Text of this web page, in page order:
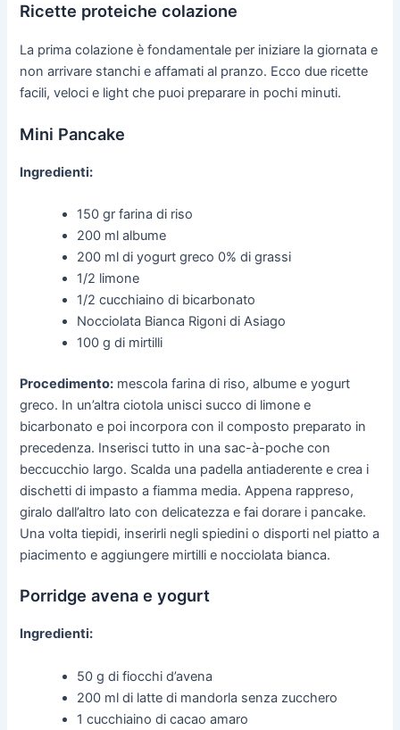
Ricette proteiche colazione
La prima colazione è fondamentale per iniziare la giornata e
non arrivare stanchi e affamati al pranzo. Ecco due ricette
facili, veloci e light che puoi preparare in pochi minuti.
Mini Pancake
Ingredienti:
150 gr farina di riso
200 ml albume
200 ml di yogurt greco 0% di grassi
1/2 limone
1/2 cucchiaino di bicarbonato
Nocciolata Bianca Rigoni di Asiago
100 g di mirtilli
Procedimento: mescola farina di riso, albume e yogurt
greco. In un’altra ciotola unisci succo di limone e
bicarbonato e poi incorpora con il composto preparato in
precedenza. Inserisci tutto in una sac-à-poche con
beccucchio largo. Scalda una padella antiaderente e crea i
dischetti di impasto a fiamma media. Appena rappreso,
giralo dall’altro lato con delicatezza e fai dorare i pancake.
Una volta tiepidi, inserirli negli spiedini o disporti nel piatto a
piacimento e aggiungere mirtilli e nocciolata bianca.
Porridge avena e yogurt
Ingredienti:
50 g di fiocchi d’avena
200 ml di latte di mandorla senza zucchero
1 cucchiaino di cacao amaro